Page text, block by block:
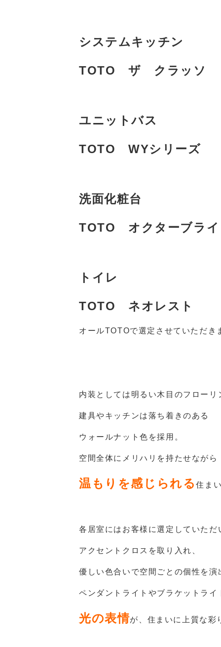
システムキッチン
TOTO ザ クラッソ
ユニットバス
TOTO WYシリーズ
洗面化粧台
TOTO オクターブラ
トイレ
TOTO ネオレスト
オールTOTOで選定させていただき
内装としては明るい木目のフローリ
建具やキッチンは落ち着きのある
ウォールナット色を採用。
空間全体にメリハリを持たせながら
温もりを感じられる住ま
各居室にはお客様に選定していただ
アクセントクロスを取り入れ、
優しい色合いで空間ごとの個性を演
ペンダントライトやブラケットライ
光の表情が、住まいに上質な彩